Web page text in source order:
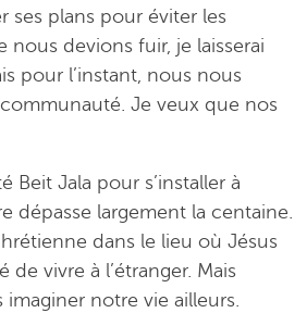
ses plans pour éviter les
nous devions fuir, je laisserai
pour l’instant, nous nous
Je veux que nos
Jala pour s’installer à
dépasse largement la centaine.
dans le lieu où Jésus
de vivre à l’étranger. Mais
notre vie ailleurs.